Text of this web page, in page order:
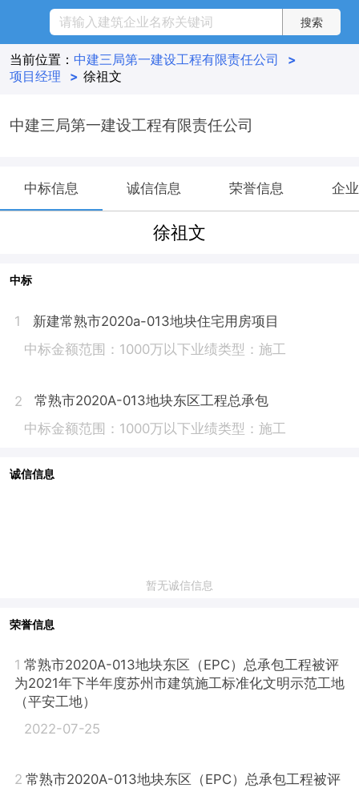
当前位置： 中建三局第一建设工程有限责任公司
>
项目经理
> 徐祖文
中建三局第一建设工程有限责任公司
中标信息 诚信信息 荣誉信息 企
徐祖文
中标
1
新建常熟市2020a-013地块住宅用房项目
中标金额范围：1000万以下业绩类型：施工
2
常熟市2020A-013地块东区工程总承包
中标金额范围：1000万以下业绩类型：施工
诚信信息
暂无诚信信息
荣誉信息
1 常熟市2020A-013地块东区（EPC）总承包工程被评
为2021年下半年度苏州市建筑施工标准化文明示范工地
（平安工地）
2022-07-25
2 常熟市2020A-013地块东区（EPC）总承包工程被评